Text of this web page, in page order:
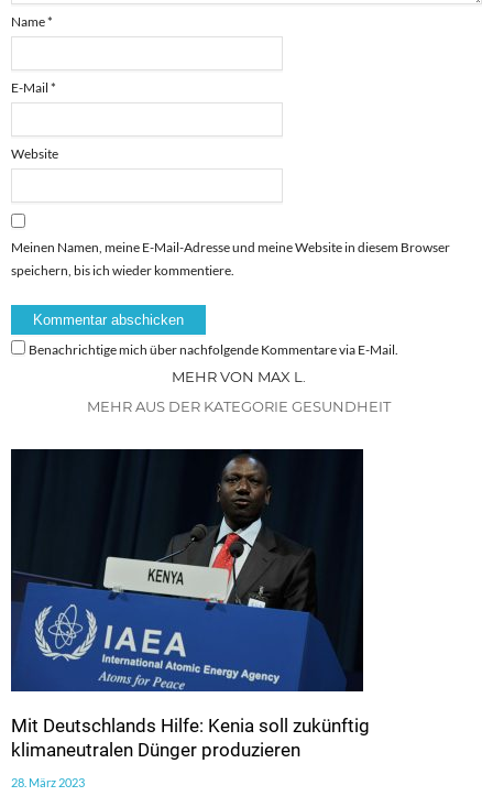
Name*
E-Mail *
Website
Meinen Namen, meine E-Mail-Adresse und meine Website in diesem Browser
speichern, bis ich wieder kommentiere.
Benachrichtige mich über nachfolgende Kommentare via E-Mail.
MEHR VON MAX L.
MEHR AUS DER KATEGORIE GESUNDHEIT
Mit Deutschlands Hilfe: Kenia soll zukünftig
klimaneutralen Dünger produzieren
28. März 2023